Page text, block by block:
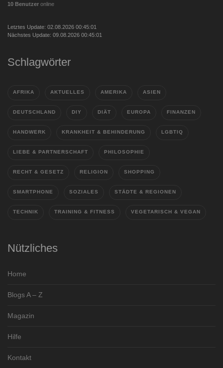
10 Benutzer online
Letztes Update: 02.08.2026 00:45:01
Nächstes Update: 09.08.2026 00:45:01
Schlagwörter
AFRIKA AKTUELLES AMERIKA ASIEN
DEUTSCHLAND DIY DIÄT EUROPA FINANZEN
HANDWERK KRANKHEIT & BEHINDERUNG LGBTIQ
LIEBE & PARTNERSCHAFT PHILOSOPHIE
RECHT & GESETZ RELIGION SHOPPING
SMARTPHONE SOZIALES STÄDTE & REGIONEN
TECHNIK TRAINING & FITNESS VEGETARISCH & VEGAN
Nützliches
Home
Blogs A – Z
Magazin
Hilfe
Kontakt